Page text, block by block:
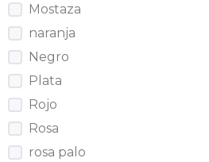
Mostaza
naranja
Negro
Plata
Rojo
Rosa
rosa palo